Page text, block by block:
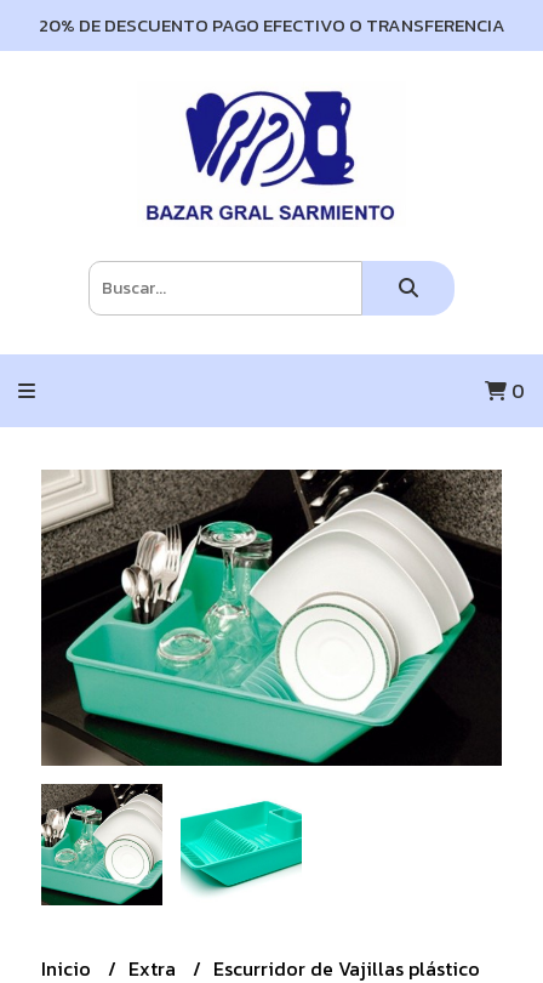
20% DE DESCUENTO PAGO EFECTIVO O TRANSFERENCIA
0
Inicio Extra Escurridor de Vajillas plástico